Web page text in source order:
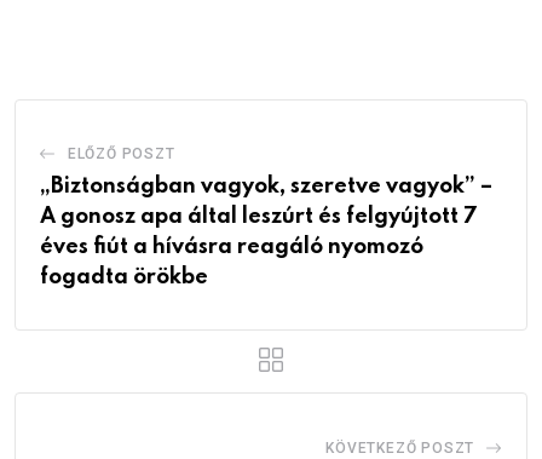
ELŐZŐ POSZT
„Biztonságban vagyok, szeretve vagyok” –
A gonosz apa által leszúrt és felgyújtott 7
éves fiút a hívásra reagáló nyomozó
fogadta örökbe
KÖVETKEZŐ POSZT